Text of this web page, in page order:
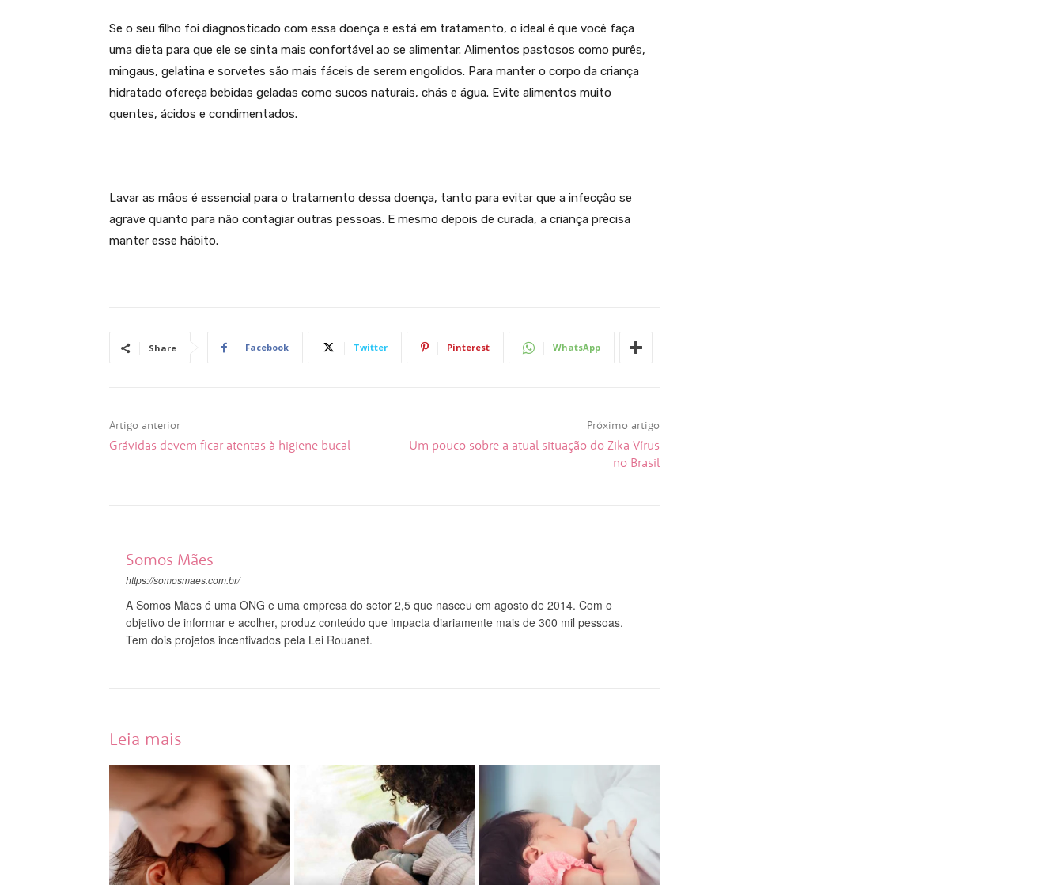
Se o seu filho foi diagnosticado com essa doença e está em tratamento, o ideal é que você faça
uma dieta para que ele se sinta mais confortável ao se alimentar. Alimentos pastosos como purês,
mingaus, gelatina e sorvetes são mais fáceis de serem engolidos. Para manter o corpo da criança
hidratado ofereça bebidas geladas como sucos naturais, chás e água. Evite alimentos muito
quentes, ácidos e condimentados.
Lavar as mãos é essencial para o tratamento dessa doença, tanto para evitar que a infecção se
agrave quanto para não contagiar outras pessoas. E mesmo depois de curada, a criança precisa
manter esse hábito.
Share Facebook Twitter Pinterest WhatsApp
Artigo anterior
Grávidas devem ficar atentas à higiene bucal
Próximo artigo
Um pouco sobre a atual situação do Zika Vírus
no Brasil
Somos Mães
https://somosmaes.com.br/
A Somos Mães é uma ONG e uma empresa do setor 2,5 que nasceu em agosto de 2014. Com o
objetivo de informar e acolher, produz conteúdo que impacta diariamente mais de 300 mil pessoas.
Tem dois projetos incentivados pela Lei Rouanet.
Leia mais